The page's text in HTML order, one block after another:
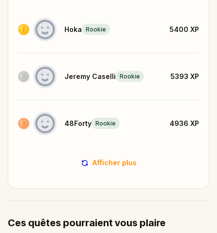
Hoka Rookie 5400 XP
Jeremy Caselli Rookie 5393 XP
48Forty Rookie 4936 XP
Afficher plus
Ces quêtes pourraient vous plaire